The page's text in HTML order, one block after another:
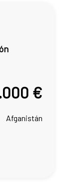
€
Afganistán